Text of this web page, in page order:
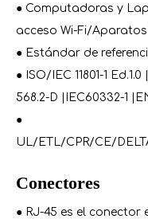
● Computadoras y
acceso Wi-Fi/
● Estándar de
● ISO/IEC 11801-1
568.2-D |IEC60332-1
●
UL/ETL/CPR/CE/
Conectores
● RJ-45 es el